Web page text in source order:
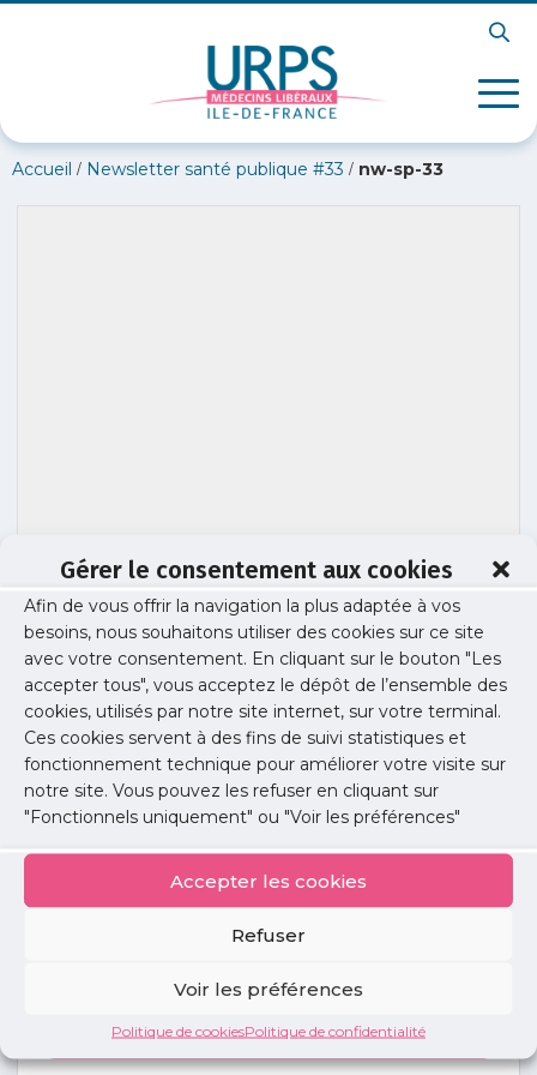
Gérer le consentement aux cookies
Afin de vous offrir la navigation la plus adaptée à vos
besoins, nous souhaitons utiliser des cookies sur ce site
avec votre consentement. En cliquant sur le bouton "Les
accepter tous", vous acceptez le dépôt de l’ensemble des
cookies, utilisés par notre site internet, sur votre terminal.
Ces cookies servent à des fins de suivi statistiques et
fonctionnement technique pour améliorer votre visite sur
notre site. Vous pouvez les refuser en cliquant sur
"Fonctionnels uniquement" ou "Voir les préférences"
Accepter les cookies
Refuser
Voir les préférences
Politique de cookiesPolitique de confidentialité
Accueil / Newsletter santé publique #33 / nw-sp-33
nw-sp-33
Publié le :27 mai 2026
Partager cet article :
annonces
Voir toutes les annonces